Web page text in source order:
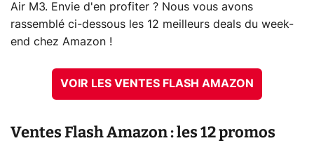
Air M3. Envie d'en profiter ? Nous vous avons
rassemblé ci-dessous les 12 meilleurs deals du week-
end chez Amazon !
VOIR LES VENTES FLASH AMAZON
Ventes Flash Amazon : les 12 promos